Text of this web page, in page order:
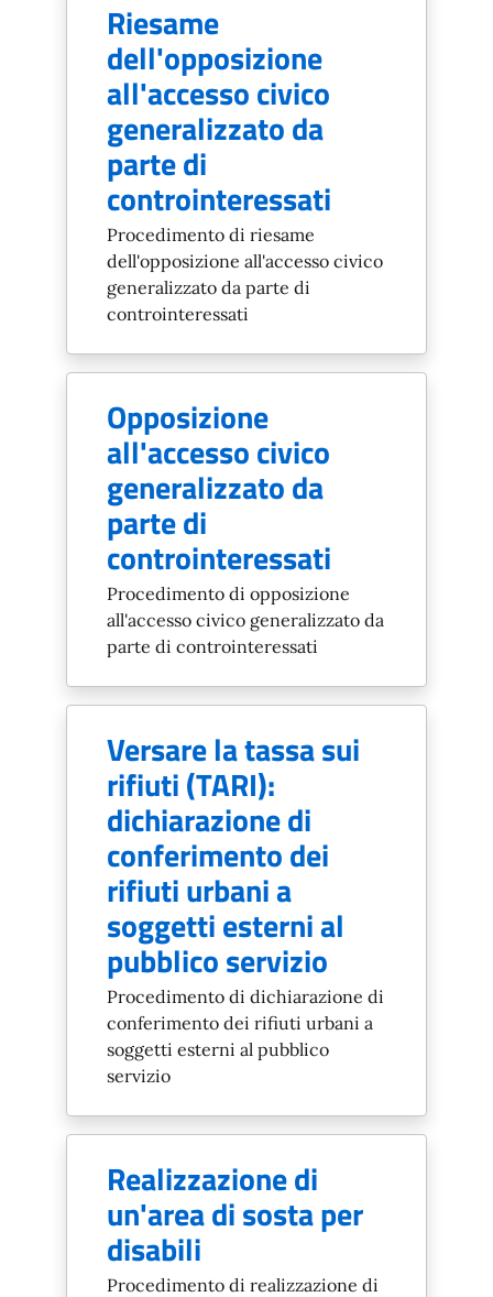
Riesame
dell'opposizione
all'accesso civico
generalizzato da
parte di
controinteressati
Procedimento di riesame
dell'opposizione all'accesso civico
generalizzato da parte di
controinteressati
Opposizione
all'accesso civico
generalizzato da
parte di
controinteressati
Procedimento di opposizione
all'accesso civico generalizzato da
parte di controinteressati
Versare la tassa sui
rifiuti (TARI):
dichiarazione di
conferimento dei
rifiuti urbani a
soggetti esterni al
pubblico servizio
Procedimento di dichiarazione di
conferimento dei rifiuti urbani a
soggetti esterni al pubblico
servizio
Realizzazione di
un'area di sosta per
disabili
Procedimento di realizzazione di